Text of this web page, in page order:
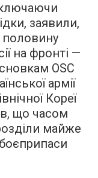
заявили,
половину
на фронті —
OSC
армії
Кореї
що часом
майже